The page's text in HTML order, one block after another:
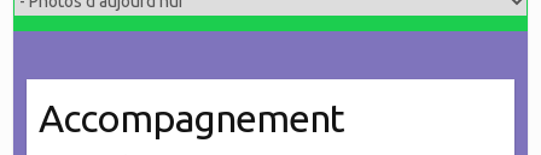
Accompagnement